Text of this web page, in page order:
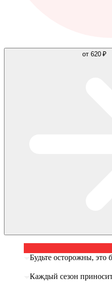
от 620 ₽
Будьте осторожны, это
Каждый сезон